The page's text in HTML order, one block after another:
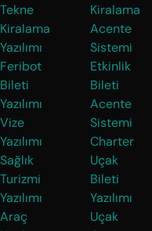
Tekne
Kiralama
Yazılımı
Feribot
Bileti
Yazılımı
Vize
Yazılımı
Sağlık
Turizmi
Yazılımı
Araç
Kiralama
Acente
Sistemi
Etkinlik
Bileti
Acente
Sistemi
Charter
Uçak
Bileti
Yazılımı
Uçak